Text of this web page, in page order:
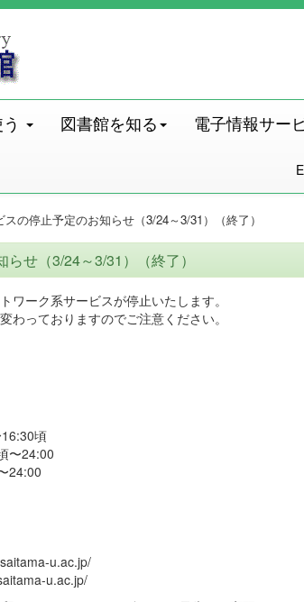
図書館を知る 電子情報サー
の停止予定のお知らせ（3/24～3/31）（終了）
せ（3/24～3/31）（終了）
ワーク系サービスが停止いたします。
わっておりますのでご注意ください。
頃
〜24:00
24:00
u.ac.jp/
u.ac.jp/